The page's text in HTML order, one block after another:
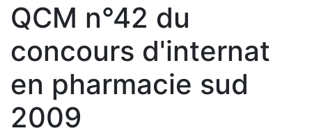
QCM n°42 du
concours d'internat
en pharmacie sud
2009